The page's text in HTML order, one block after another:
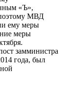
«Ъ»,
поэтому МВД
ему меры
меры
замминистра
года, был